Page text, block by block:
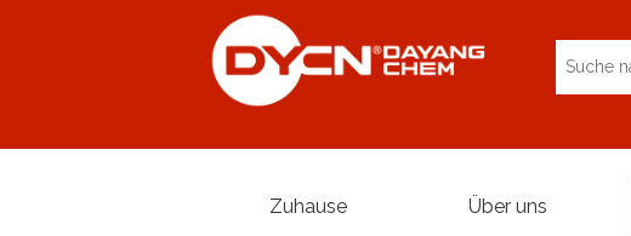
Zuhause Über uns